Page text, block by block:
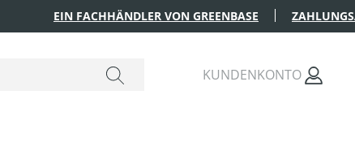
EIN FACHHÄNDLER VON GREENBASE
KUNDENKONTO